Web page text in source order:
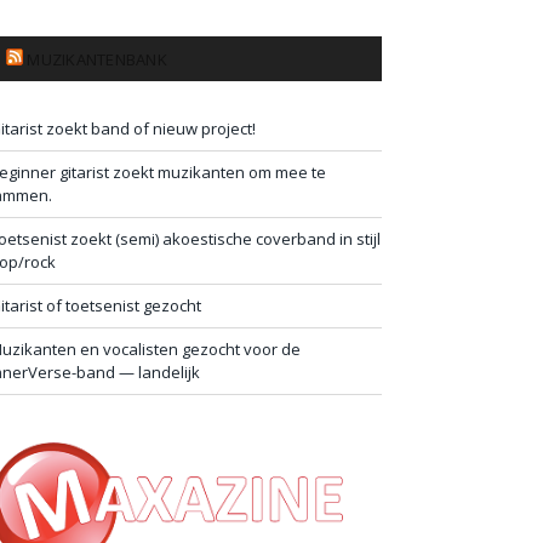
zoekt band of nieuw project!
gitarist zoekt muzikanten om mee te
zoekt (semi) akoestische coverband in stijl
rock
of toetsenist gezocht
en vocalisten gezocht voor de
band — landelijk